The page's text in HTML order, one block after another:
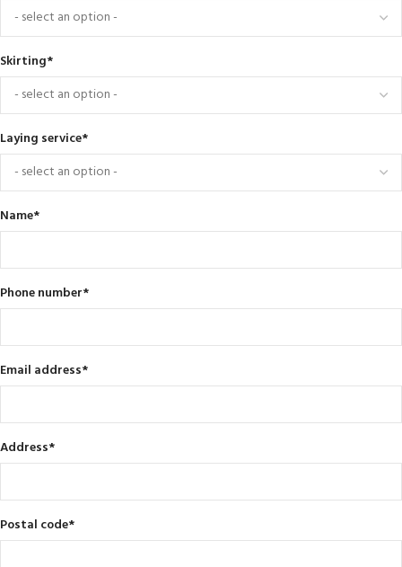
Skirting*
Laying service*
Name*
Phone number*
Email address*
Address*
Postal code*